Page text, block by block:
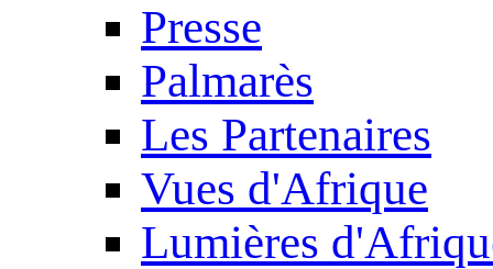
Presse
Palmarès
Les Partenaires
Vues d'Afrique
Lumières